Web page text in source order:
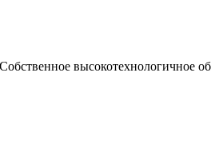
высокотехнологичное